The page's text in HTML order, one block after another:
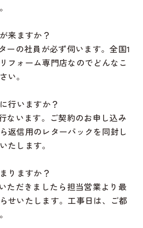
来ますか？
ーの社員が必ず伺います。全国1
フォーム専門店なのでどんなこ
い。
行いますか？
ないます。ご契約のお申し込み
返信用のレターパックを同封し
たします。
りますか？
ただきましたら担当営業より最
せいたします。工事日は、ご都